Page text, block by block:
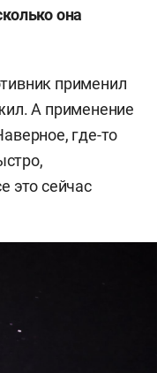
она
применил
А применение
где-то
это сейчас